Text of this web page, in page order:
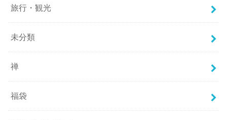
旅行・観光
未分類
禅
福袋